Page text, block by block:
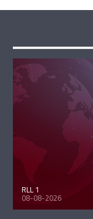
RLL 1
08-08-2026